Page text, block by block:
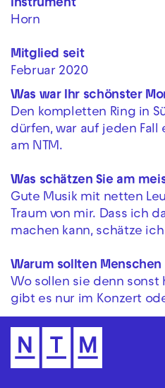
Instrument
Horn
Mitglied seit
Februar 2020
Was war Ihr schönster
Den kompletten Ring in
dürfen, war auf jeden
am NTM.
Was schätzen Sie am
Gute Musik mit netten
Traum von mir. Dass ich
machen kann, schätze
Warum sollten
Wo sollen sie denn sonst
gibt es nur im Konzert